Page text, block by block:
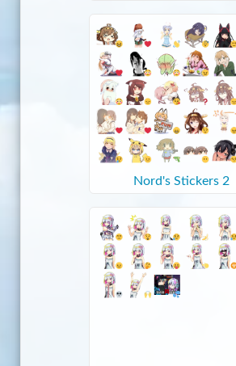
Nord's Stickers 2